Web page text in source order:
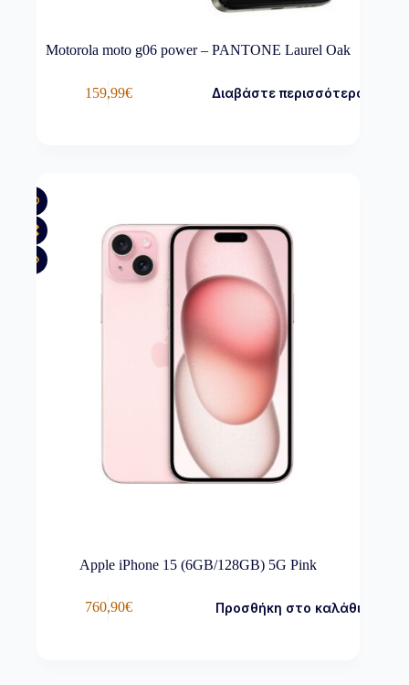
Motorola moto g06 power – PANTONE Laurel Oak
159,99€ Διαβάστε περισσότερα
Apple iPhone 15 (6GB/128GB) 5G Pink
760,90€ Προσθήκη στο καλάθι